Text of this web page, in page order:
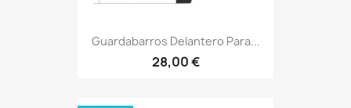
Guardabarros Delantero Para...
28,00 €